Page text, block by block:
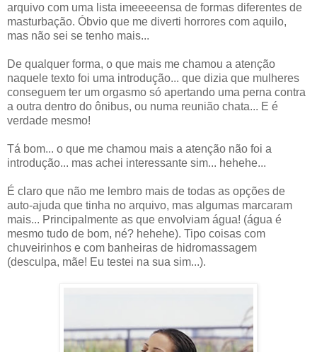
arquivo com uma lista imeeeeensa de formas diferentes de
masturbação. Óbvio que me diverti horrores com aquilo,
mas não sei se tenho mais...
De qualquer forma, o que mais me chamou a atenção
naquele texto foi uma introdução... que dizia que mulheres
conseguem ter um orgasmo só apertando uma perna contra
a outra dentro do ônibus, ou numa reunião chata... E é
verdade mesmo!
Tá bom... o que me chamou mais a atenção não foi a
introdução... mas achei interessante sim... hehehe...
É claro que não me lembro mais de todas as opções de
auto-ajuda que tinha no arquivo, mas algumas marcaram
mais... Principalmente as que envolviam água! (água é
mesmo tudo de bom, né? hehehe). Tipo coisas com
chuveirinhos e com banheiras de hidromassagem
(desculpa, mãe! Eu testei na sua sim...).